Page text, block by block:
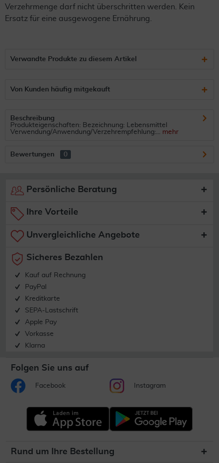
Verzehrmenge darf nicht überschritten werden. Kein
Ersatz für eine ausgewogene Ernährung.
Verwandte Produkte zu diesem Artikel
Von Kunden häufig mitgekauft
Beschreibung
Produkteigenschaften: Bezeichnung: Lebensmittel
Verwendung/Anwendung/Verzehrempfehlung:... mehr
Bewertungen 0
Persönliche Beratung
Ihre Vorteile
Unvergleichliche Angebote
Sicheres Bezahlen
Kauf auf Rechnung
PayPal
Kreditkarte
SEPA-Lastschrift
Apple Pay
Vorkasse
Klarna
Folgen Sie uns auf
Facebook Instagram
Rund um Ihre Bestellung